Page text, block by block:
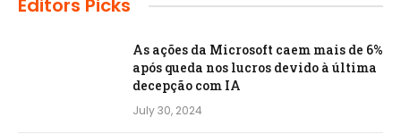
Editors Picks
As ações da Microsoft caem mais de 6%
após queda nos lucros devido à última
decepção com IA
July 30, 2024